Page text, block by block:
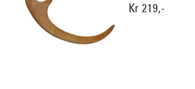
Kr 219,-